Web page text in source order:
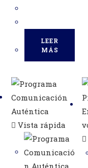
LEER
MÁS
Vista rápida